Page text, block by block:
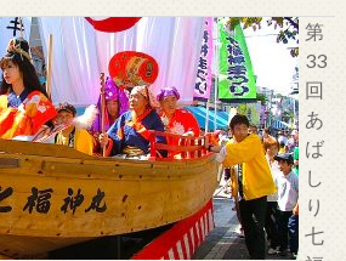
第
33
回
あ
ば
し
り
七